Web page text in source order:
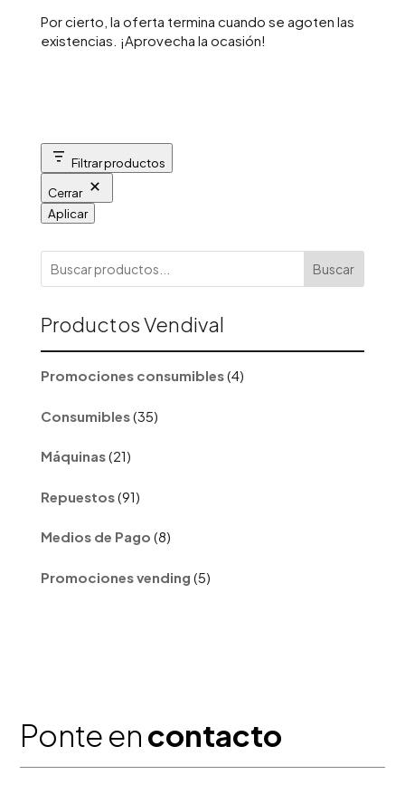
Por cierto, la oferta termina cuando se agoten las
existencias. ¡Aprovecha la ocasión!
Filtrar productos
Cerrar
Aplicar
Buscar
Productos Vendival
Promociones consumibles 44
productos
Consumibles 35
productos
Máquinas 2121
productos
Repuestos 91
productos
Medios de Pago 88
productos
Promociones vending 5
productos
Ponte encontacto